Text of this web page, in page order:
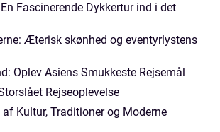
Fascinerende Dykkertur ind i det
Æterisk skønhed og eventyrlystens
Oplev Asiens Smukkeste Rejsemål
Rejseoplevelse
Kultur, Traditioner og Moderne